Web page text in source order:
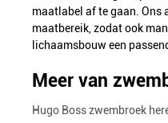
maatlabel af te gaan. Ons
maatbereik, zodat ook
lichaamsbouw een
Meer van
Hugo Boss zwembroek